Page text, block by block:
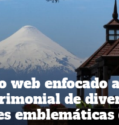
web enfocado
de
emblemáticas